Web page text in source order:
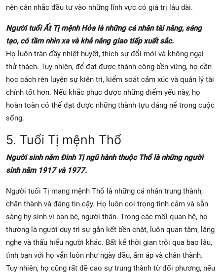
nên cân nhắc đầu tư vào những lĩnh vực có giá trị lâu dài.
Người tuổi Ất Tị mệnh Hỏa là những cá nhân tài năng, sáng
tạo, có tầm nhìn xa và khả năng giao tiếp xuất sắc.
Họ luôn tràn đầy nhiệt huyết, thích sự đổi mới và không ngại
thử thách. Tuy nhiên, để đạt được thành công bền vững, họ cần
học cách rèn luyện sự kiên trì, kiểm soát cảm xúc và quản lý tài
chính tốt hơn. Nếu khắc phục được những điểm yếu này, họ
hoàn toàn có thể đạt được những thành tựu đáng nể trong cuộc
sống.
5. Tuổi Tị mệnh Thổ
Người sinh năm Đinh Tị ngũ hành thuộc Thổ là những người
sinh năm 1917 và 1977.
Người tuổi Tị mang mệnh Thổ là những cá nhân trung thành,
chân thành và đáng tin cậy. Họ luôn coi trọng tình cảm và sẵn
sàng hy sinh vì bạn bè, người thân. Trong các mối quan hệ, họ
thường là người duy trì sự gắn kết bền chặt, luôn quan tâm, lắng
nghe và thấu hiểu người khác. Bất kể thời gian trôi qua bao lâu,
tình bạn với họ vẫn luôn như ngày đầu, ấm áp và chân thành.
Tuy nhiên, họ cũng rất đề cao sự trung thành từ đối phương, nếu